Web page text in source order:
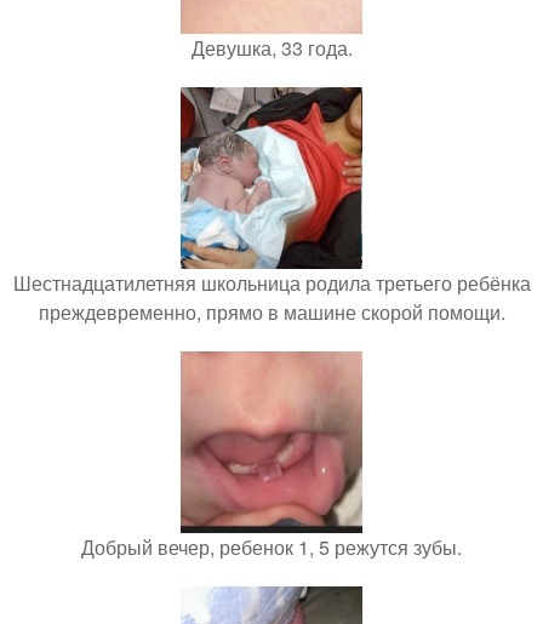
Девушка, 33 года.
Шестнадцатилетняя школьница родила третьего ребёнка
преждевременно, прямо в машине скорой помощи.
Добрый вечер, ребенок 1, 5 режутся зубы.